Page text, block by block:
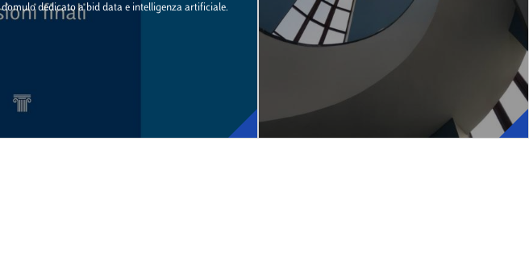
domulo dedicato a bid data e intelligenza artificiale.